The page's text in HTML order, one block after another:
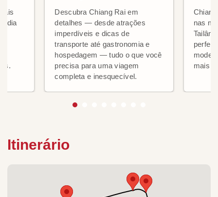
Descubra Chiang Rai em
detalhes — desde atrações
imperdíveis e dicas de
transporte até gastronomia e
hospedagem — tudo o que você
precisa para uma viagem
completa e inesquecível.
nas
mais
Itinerário